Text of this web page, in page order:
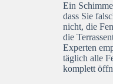
Ein
dass Sie
nicht, die
die
Experten
täglich alle
komplett